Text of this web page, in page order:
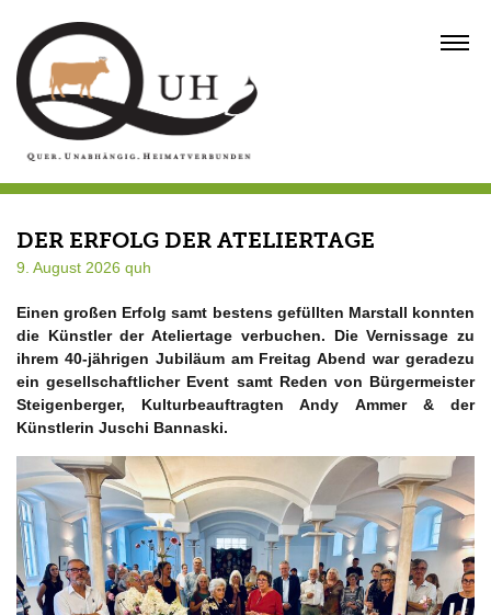
content
DER ERFOLG DER ATELIERTAGE
9. August 2026 quh
Einen großen Erfolg samt bestens gefüllten Marstall konnten
die Künstler der Ateliertage verbuchen. Die Vernissage zu
ihrem 40-jährigen Jubiläum am Freitag Abend war geradezu
ein gesellschaftlicher Event samt Reden von Bürgermeister
Steigenberger, Kulturbeauftragten Andy Ammer & der
Künstlerin Juschi Bannaski.